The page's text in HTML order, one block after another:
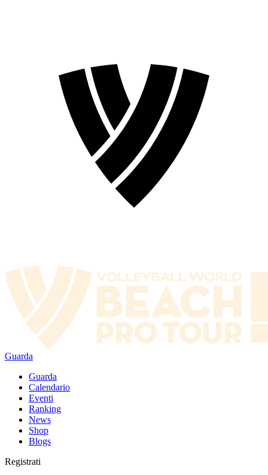
Guarda
Guarda
Calendario
Eventi
Ranking
News
Shop
Blogs
Registrati